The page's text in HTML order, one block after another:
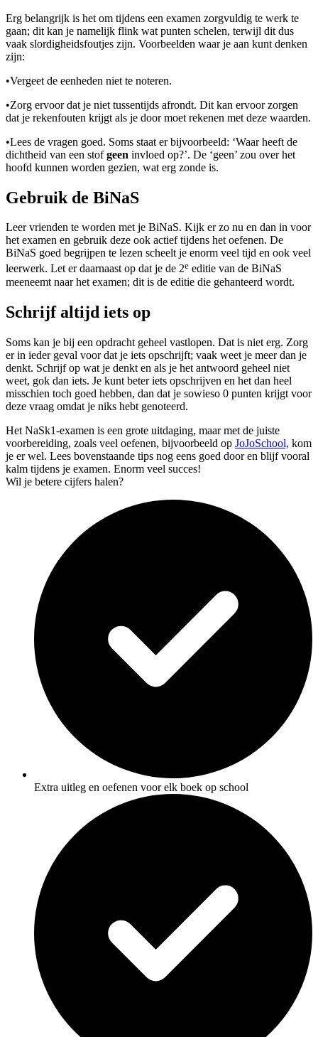
Erg belangrijk is het om tijdens een examen zorgvuldig te werk te
gaan; dit kan je namelijk flink wat punten schelen, terwijl dit dus
vaak slordigheidsfoutjes zijn. Voorbeelden waar je aan kunt denken
zijn:
•Vergeet de eenheden niet te noteren.
•Zorg ervoor dat je niet tussentijds afrondt. Dit kan ervoor zorgen
dat je rekenfouten krijgt als je door moet rekenen met deze waarden.
•Lees de vragen goed. Soms staat er bijvoorbeeld: ‘Waar heeft de
dichtheid van een stofgeen invloed op?’. De ‘geen’ zou over het
hoofd kunnen worden gezien, wat erg zonde is.
Gebruik de BiNaS
Leer vrienden te worden met je BiNaS. Kijk er zo nu en dan in voor
het examen en gebruik deze ook actief tijdens het oefenen. De
BiNaS goed begrijpen te lezen scheelt je enorm veel tijd en ook veel
leerwerk. Let er daarnaast op dat je de 2e editie van de BiNaS
meeneemt naar het examen; dit is de editie die gehanteerd wordt.
Schrijf altijd iets op
Soms kan je bij een opdracht geheel vastlopen. Dat is niet erg. Zorg
er in ieder geval voor dat je iets opschrijft; vaak weet je meer dan je
denkt. Schrijf op wat je denkt en als je het antwoord geheel niet
weet, gok dan iets. Je kunt beter iets opschrijven en het dan heel
misschien toch goed hebben, dan dat je sowieso 0 punten krijgt voor
deze vraag omdat je niks hebt genoteerd.
Het NaSk1-examen is een grote uitdaging, maar met de juiste
voorbereiding, zoals veel oefenen, bijvoorbeeld op JoJoSchool, kom
je er wel. Lees bovenstaande tips nog eens goed door en blijf vooral
kalm tijdens je examen. Enorm veel succes!
Wil je betere cijfers halen?
Extra uitleg en oefenen voor elk boek op school